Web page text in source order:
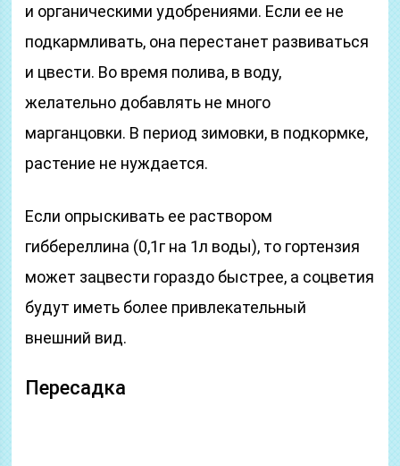
и органическими удобрениями. Если ее не
подкармливать, она перестанет развиваться
и цвести. Во время полива, в воду,
желательно добавлять не много
марганцовки. В период зимовки, в подкормке,
растение не нуждается.
Если опрыскивать ее раствором
гиббереллина (0,1г на 1л воды), то гортензия
может зацвести гораздо быстрее, а соцветия
будут иметь более привлекательный
внешний вид.
Пересадка